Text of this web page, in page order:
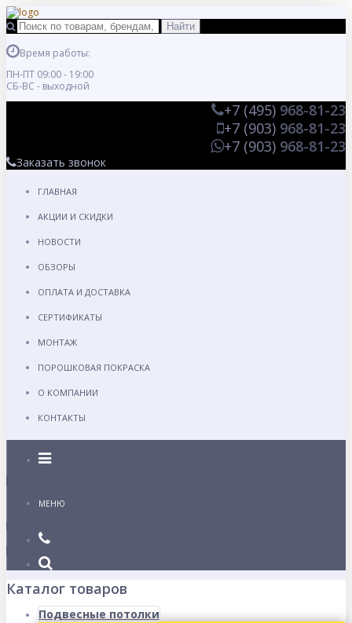
Время работы:
ПН-ПТ 09:00 - 19:00
СБ-ВС - выходной
+7 (495) 968-81-23
+7 (903) 968-81-23
+7 (903) 968-81-23
Заказать звонок
ГЛАВНАЯ
АКЦИИ И СКИДКИ
НОВОСТИ
ОБЗОРЫ
ОПЛАТА И ДОСТАВКА
СЕРТИФИКАТЫ
МОНТАЖ
ПОРОШКОВАЯ ПОКРАСКА
О КОМПАНИИ
КОНТАКТЫ
Каталог
МЕНЮ
Каталог товаров
Подвесные потолки